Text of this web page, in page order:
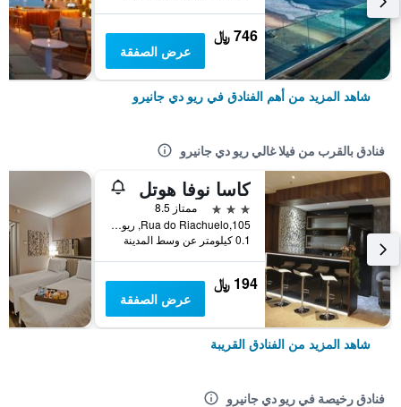
746 ﷼
عرض الصفقة
شاهد المزيد من أهم الفنادق في ريو دي جانيرو
فنادق بالقرب من فيلا غالي ريو دي جانيرو
كاسا نوفا هوتل
3 نجوم
ممتاز 8.5
Rua do Riachuelo,105, ريو دي جانيرو, البرازيل
0.1 كيلومتر عن وسط المدينة
194 ﷼
عرض الصفقة
شاهد المزيد من الفنادق القريبة
فنادق رخيصة في ريو دي جانيرو